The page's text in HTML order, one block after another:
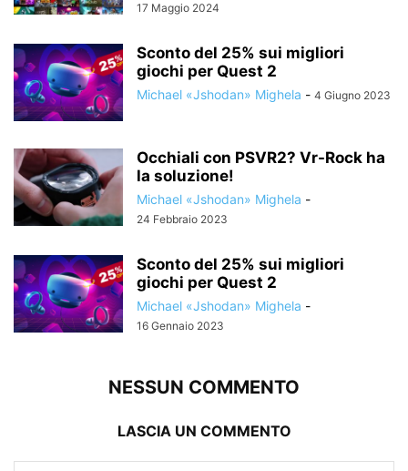
17 Maggio 2024
Sconto del 25% sui migliori
giochi per Quest 2
Michael «Jshodan» Mighela - 4 Giugno 2023
Occhiali con PSVR2? Vr-Rock ha
la soluzione!
Michael «Jshodan» Mighela -
24 Febbraio 2023
Sconto del 25% sui migliori
giochi per Quest 2
Michael «Jshodan» Mighela -
16 Gennaio 2023
NESSUN COMMENTO
LASCIA UN COMMENTO